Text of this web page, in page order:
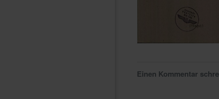
Einen Kommentar